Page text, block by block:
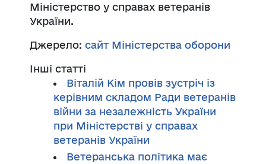
Міністерство у справах ветеранів
України.
Джерело: сайт Міністерства оборони
Інші статті
Віталій Кім провів зустріч із
керівним складом Ради ветеранів
війни за незалежність України
при Міністерстві у справах
ветеранів України
Ветеранська політика має